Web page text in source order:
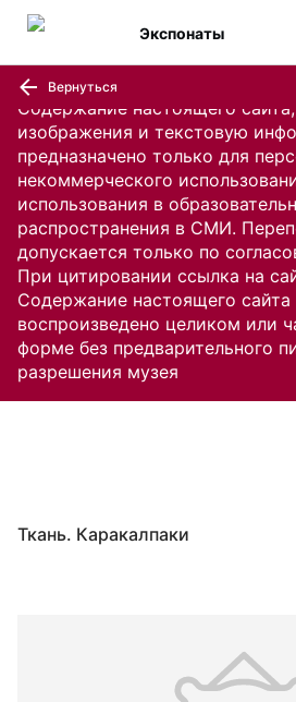
Содержание настоящего
изображения и текстовую
предназначено только для
некоммерческого
использования в
распространения в СМИ.
допускается только по
При цитировании ссылка на
Содержание настоящего
воспроизведено целиком или
форме без предварительного
разрешения музея
Экспонаты
Вернуться
Ткань. Каракалпаки